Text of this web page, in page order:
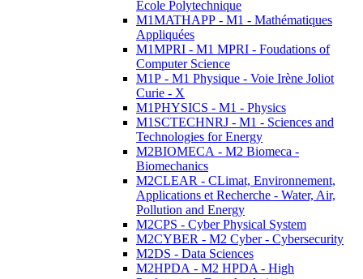
École Polytechnique
M1MATHAPP - M1 - Mathématiques
Appliquées
M1MPRI - M1 MPRI - Foudations of
Computer Science
M1P - M1 Physique - Voie Irène Joliot
Curie - X
M1PHYSICS - M1 - Physics
M1SCTECHNRJ - M1 - Sciences and
Technologies for Energy
M2BIOMECA - M2 Biomeca -
Biomechanics
M2CLEAR - CLimat, Environnement,
Applications et Recherche - Water, Air,
Pollution and Energy
M2CPS - Cyber Physical System
M2CYBER - M2 Cyber - Cybersecurity
M2DS - Data Sciences
M2HPDA - M2 HPDA - High